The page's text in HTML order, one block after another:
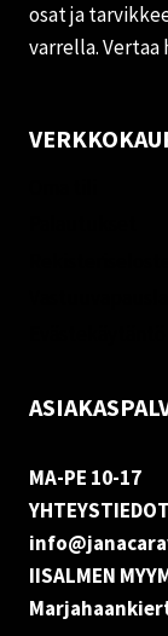
osat ja
varrella.
MA-PE 10-17
IISALMEN